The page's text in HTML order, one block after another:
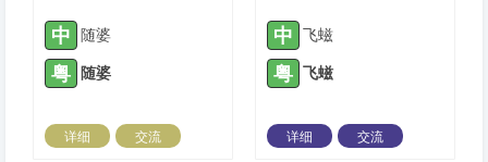
中 随婆
粤 随婆
详细
交流
中 飞螆
粤 飞螆
详细
交流